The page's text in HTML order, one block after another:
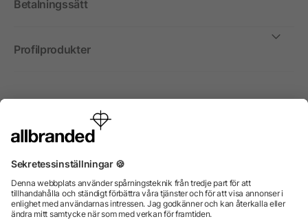
Betalningssätt
Profilprodukter
Internationellt